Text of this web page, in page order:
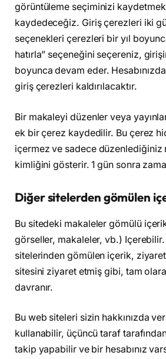
görüntüleme seçiminizi
kaydedeceğiz. Giriş çerezleri iki
seçenekleri çerezleri bir yıl
hatırla” seçeneğini seçereniz,
boyunca devam eder.
giriş çerezleri kaldırılacaktır.
Bir makaleyi düzenler veya
ek bir çerez kaydedilir. Bu çerez
içermez ve sadece düzenlediğiniz
kimliğini gösterir. 1 gün sonra
Diğer sitelerden gömülen
Bu sitedeki makaleler gömülü
görseller, makaleler, vb.)
sitelerinden gömülen içerik,
sitesini ziyaret etmiş gibi, tam
davranır.
Bu web siteleri sizin hakkınızda
kullanabilir, üçüncü taraf
takip yapabilir ve bir hesabınız